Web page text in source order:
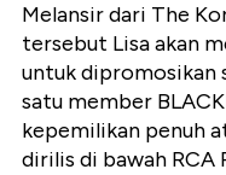
Melansir dari The
tersebut Lisa akan
untuk dipromosikan
satu member
kepemilikan penuh
dirilis di bawah RCA